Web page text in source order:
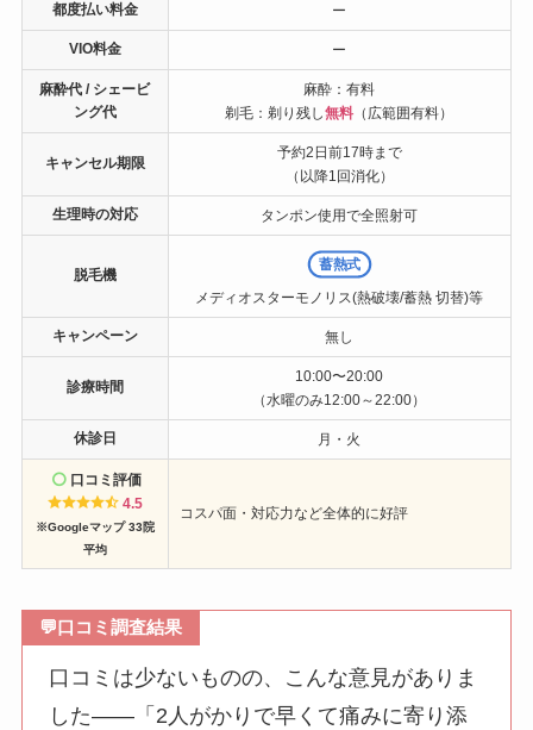
都度払い料金 ー
VIO料金 ー
麻酔代 / シェービ
ング代
麻酔：有料
剃毛：剃り残し無料 （広範囲有料）
キャンセル期限
予約2日前17時まで
（以降1回消化）
生理時の対応 タンポン使用で全照射可
脱毛機
蓄熱式
メディオスターモノリス(熱破壊/蓄熱 切替)等
キャンペーン 無し
診療時間
10:00〜20:00
（水曜のみ12:00～22:00）
休診日 月・火
口コミ評価
4.5
※Googleマップ 33院
平均
コスパ面・対応力など全体的に好評
💬口コミ調査結果
口コミは少ないものの、こんな意見がありま
した——「2人がかりで早くて痛みに寄り添